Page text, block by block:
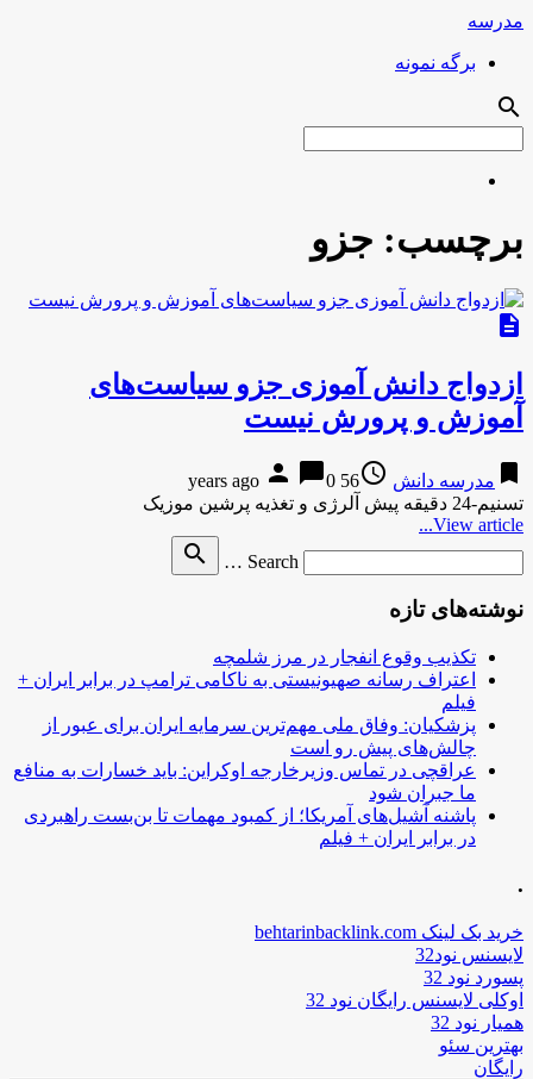
مدرسه
برگه نمونه
search
برچسب: جزو
description
ازدواج دانش آموزی جزو سیاست‌های
آموزش و پرورش نیست
bookmark مدرسه دانش access_time
56 years ago
person chat_bubble0
تسنیم-24 دقیقه پیش آلرژی و تغذیه پرشین موزیک
View article...
Search …
search
نوشته‌های تازه
تکذیب وقوع انفجار در مرز شلمچه
اعتراف رسانه صهیونیستی به ناکامی ترامپ در برابر ایران +
فیلم
پزشکیان: وفاق ملی مهم‌ترین سرمایه ایران برای عبور از
چالش‌های پیش رو است
عراقچی در تماس وزیرخارجه اوکراین: باید خسارات به منافع
ما جبران شود
پاشنه آشیل‌های آمریکا؛ از کمبود مهمات تا بن‌بست راهبردی
در برابر ایران + فیلم
.
خرید بک لینک behtarinbacklink.com
لایسنس نود32
پسورد نود 32
اوکلی لایسنس رایگان نود 32
همیار نود 32
بهترین سئو
رایگان